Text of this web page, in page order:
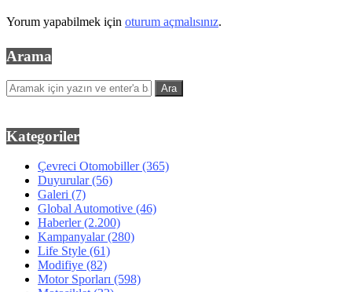
Yorum yapabilmek için oturum açmalısınız.
Arama
Kategoriler
Çevreci Otomobiller(365)
Duyurular(56)
Galeri (7)
Global Automotive (46)
Haberler(2.200)
Kampanyalar(280)
Life Style (61)
Modifiye (82)
Motor Sporları (598)